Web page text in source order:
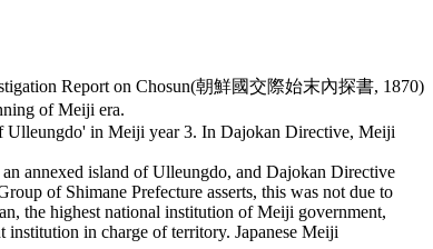
Report on Chosun(朝鮮國交際始末內探書, 1870)
of Meiji era.
Ulleungdo' in Meiji year 3. In Dajokan Directive, Meiji
annexed island of Ulleungdo, and Dajokan Directive
of Shimane Prefecture asserts, this was not due to
the highest national institution of Meiji government,
in charge of territory. Japanese Meiji